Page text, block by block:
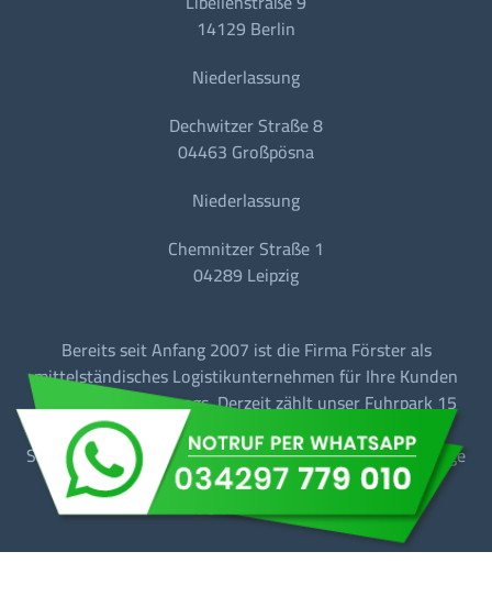
14129 Berlin
Niederlassung
Dechwitzer Straße 8
04463 Großpösna
Niederlassung
Chemnitzer Straße 1
04289 Leipzig
Bereits seit Anfang 2007 ist die Firma Förster als
mittelständisches Logistikunternehmen für Ihre Kunden
bundesweit unterwegs. Derzeit zählt unser Fuhrpark 15
Fahrzeuge, darunter BDF-Wechselbrückenfahrzeuge,
Sattelzugmaschinen mit Tautliner + Sattelkipperfahrzeuge
für den Baustellen-/Linien-/Begegnungs- und
Fernverkehr.